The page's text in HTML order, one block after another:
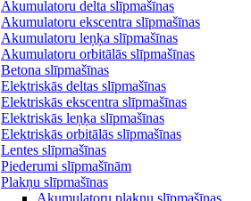
Akumulatoru delta slīpmašīnas
Akumulatoru ekscentra slīpmašīnas
Akumulatoru leņķa slīpmašīnas
Akumulatoru orbitālās slīpmašīnas
Betona slīpmašīnas
Elektriskās deltas slīpmašīnas
Elektriskās ekscentra slīpmašīnas
Elektriskās leņķa slīpmašīnas
Elektriskās orbitālās slīpmašīnas
Lentes slīpmašīnas
Piederumi slīpmašīnām
Plakņu slīpmašīnas
Akumulatoru plakņu slīpmašīnas